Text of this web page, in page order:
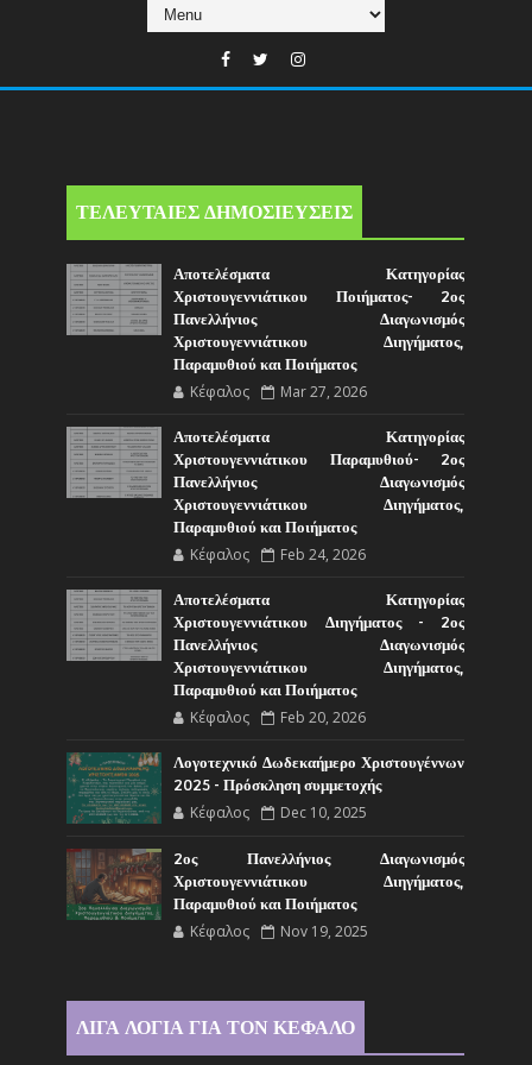
ΤΕΛΕΥΤΑΙΕΣ ΔΗΜΟΣΙΕΥΣΕΙΣ
Αποτελέσματα Κατηγορίας
Χριστουγεννιάτικου Ποιήματος- 2ος
Πανελλήνιος Διαγωνισμός
Χριστουγεννιάτικου Διηγήματος,
Παραμυθιού και Ποιήματος
Κέφαλος Mar 27, 2026
Αποτελέσματα Κατηγορίας
Χριστουγεννιάτικου Παραμυθιού- 2ος
Πανελλήνιος Διαγωνισμός
Χριστουγεννιάτικου Διηγήματος,
Παραμυθιού και Ποιήματος
Κέφαλος Feb 24, 2026
Αποτελέσματα Κατηγορίας
Χριστουγεννιάτικου Διηγήματος - 2ος
Πανελλήνιος Διαγωνισμός
Χριστουγεννιάτικου Διηγήματος,
Παραμυθιού και Ποιήματος
Κέφαλος Feb 20, 2026
Λογοτεχνικό Δωδεκαήμερο Χριστουγέννων
2025 - Πρόσκληση συμμετοχής
Κέφαλος Dec 10, 2025
2ος Πανελλήνιος Διαγωνισμός
Χριστουγεννιάτικου Διηγήματος,
Παραμυθιού και Ποιήματος
Κέφαλος Nov 19, 2025
ΛΙΓΑ ΛΟΓΙΑ ΓΙΑ ΤΟΝ ΚΕΦΑΛΟ